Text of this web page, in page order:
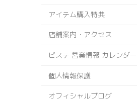
アイテム購入特典
店舗案内・アクセス
ピステ 営業情報 カレンダー
個人情報保護
オフィシャルブログ